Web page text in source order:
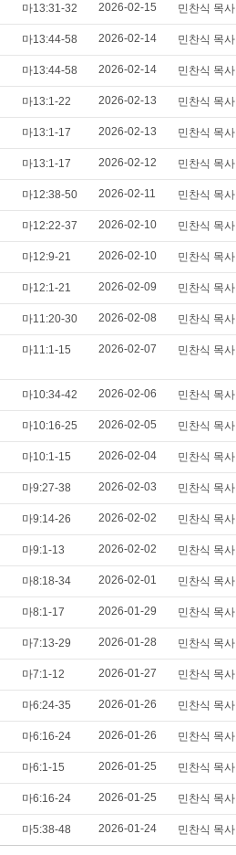
마13:31-32 2026-02-15 민찬식 목사
마13:44-58 2026-02-14 민찬식 목사
마13:44-58 2026-02-14 민찬식 목사
마13:1-22 2026-02-13 민찬식 목사
마13:1-17 2026-02-13 민찬식 목사
마13:1-17 2026-02-12 민찬식 목사
마12:38-50 2026-02-11 민찬식 목사
마12:22-37 2026-02-10 민찬식 목사
마12:9-21 2026-02-10 민찬식 목사
마12:1-21 2026-02-09 민찬식 목사
마11:20-30 2026-02-08 민찬식 목사
마11:1-15 2026-02-07 민찬식 목사
마10:34-42 2026-02-06 민찬식 목사
마10:16-25 2026-02-05 민찬식 목사
마10:1-15 2026-02-04 민찬식 목사
마9:27-38 2026-02-03 민찬식 목사
마9:14-26 2026-02-02 민찬식 목사
마9:1-13 2026-02-02 민찬식 목사
마8:18-34 2026-02-01 민찬식 목사
마8:1-17 2026-01-29 민찬식 목사
마7:13-29 2026-01-28 민찬식 목사
마7:1-12 2026-01-27 민찬식 목사
마6:24-35 2026-01-26 민찬식 목사
마6:16-24 2026-01-26 민찬식 목사
마6:1-15 2026-01-25 민찬식 목사
마6:16-24 2026-01-25 민찬식 목사
마5:38-48 2026-01-24 민찬식 목사